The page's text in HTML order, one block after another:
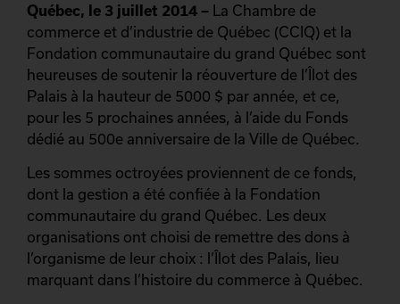
Québec, le 3 juillet 2014 – La Chambre de
commerce et d’industrie de Québec (CCIQ) et la
Fondation communautaire du grand Québec sont
heureuses de soutenir la réouverture de l’Îlot des
Palais à la hauteur de 5000 $ par année, et ce,
pour les 5 prochaines années, à l’aide du Fonds
dédié au 500e anniversaire de la Ville de Québec.
Les sommes octroyées proviennent de ce fonds,
dont la gestion a été confiée à la Fondation
communautaire du grand Québec. Les deux
organisations ont choisi de remettre des dons à
l’organisme de leur choix : l’Îlot des Palais, lieu
marquant dans l’histoire du commerce à Québec.